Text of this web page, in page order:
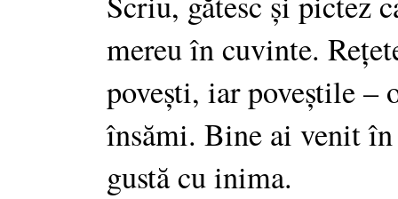
mereu în cuvinte.
povești, iar poveștile –
însămi. Bine ai venit
gustă cu inima.